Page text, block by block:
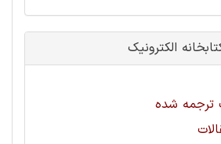
الکترونیک
ترجمه شده